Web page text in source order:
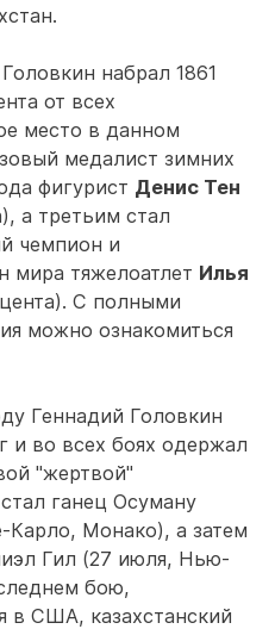
набрал 1861
от всех
место в данном
медалист зимних
фигурист Денис Тен
а третьим стал
чемпион и
мира тяжелоатлет Илья
С полными
можно ознакомиться
Геннадий Головкин
и во всех боях одержал
"жертвой"
ганец Осуману
Монако), а затем
Гил (27 июля, Нью-
бою,
в США, казахстанский